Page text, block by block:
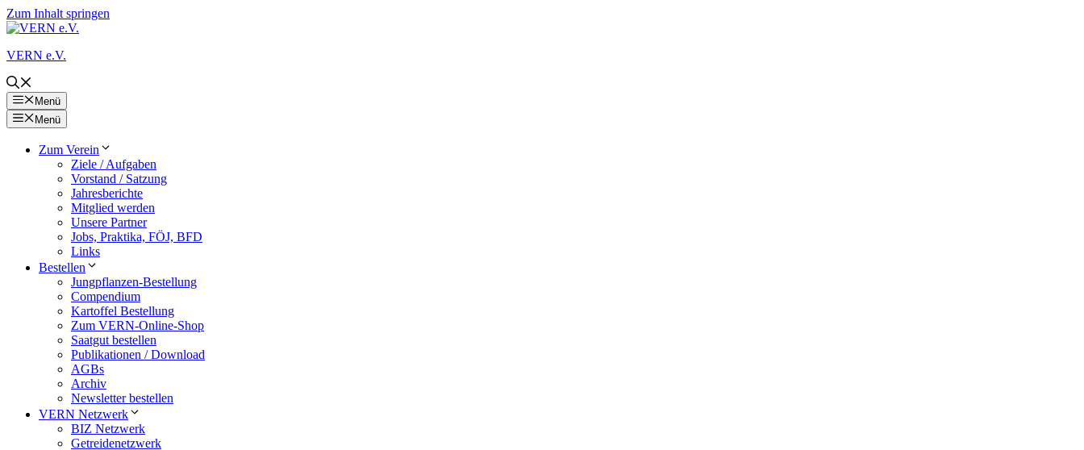
Zum Inhalt springen
VERN e.V.
Menü
Menü
Zum Verein
Ziele / Aufgaben
Vorstand / Satzung
Jahresberichte
Mitglied werden
Unsere Partner
Jobs, Praktika, FÖJ, BFD
Links
Bestellen
Jungpflanzen-Bestellung
Compendium
Kartoffel Bestellung
Zum VERN-Online-Shop
Saatgut bestellen
Publikationen / Download
AGBs
Archiv
Newsletter bestellen
VERN Netzwerk
BIZ Netzwerk
Getreidenetzwerk